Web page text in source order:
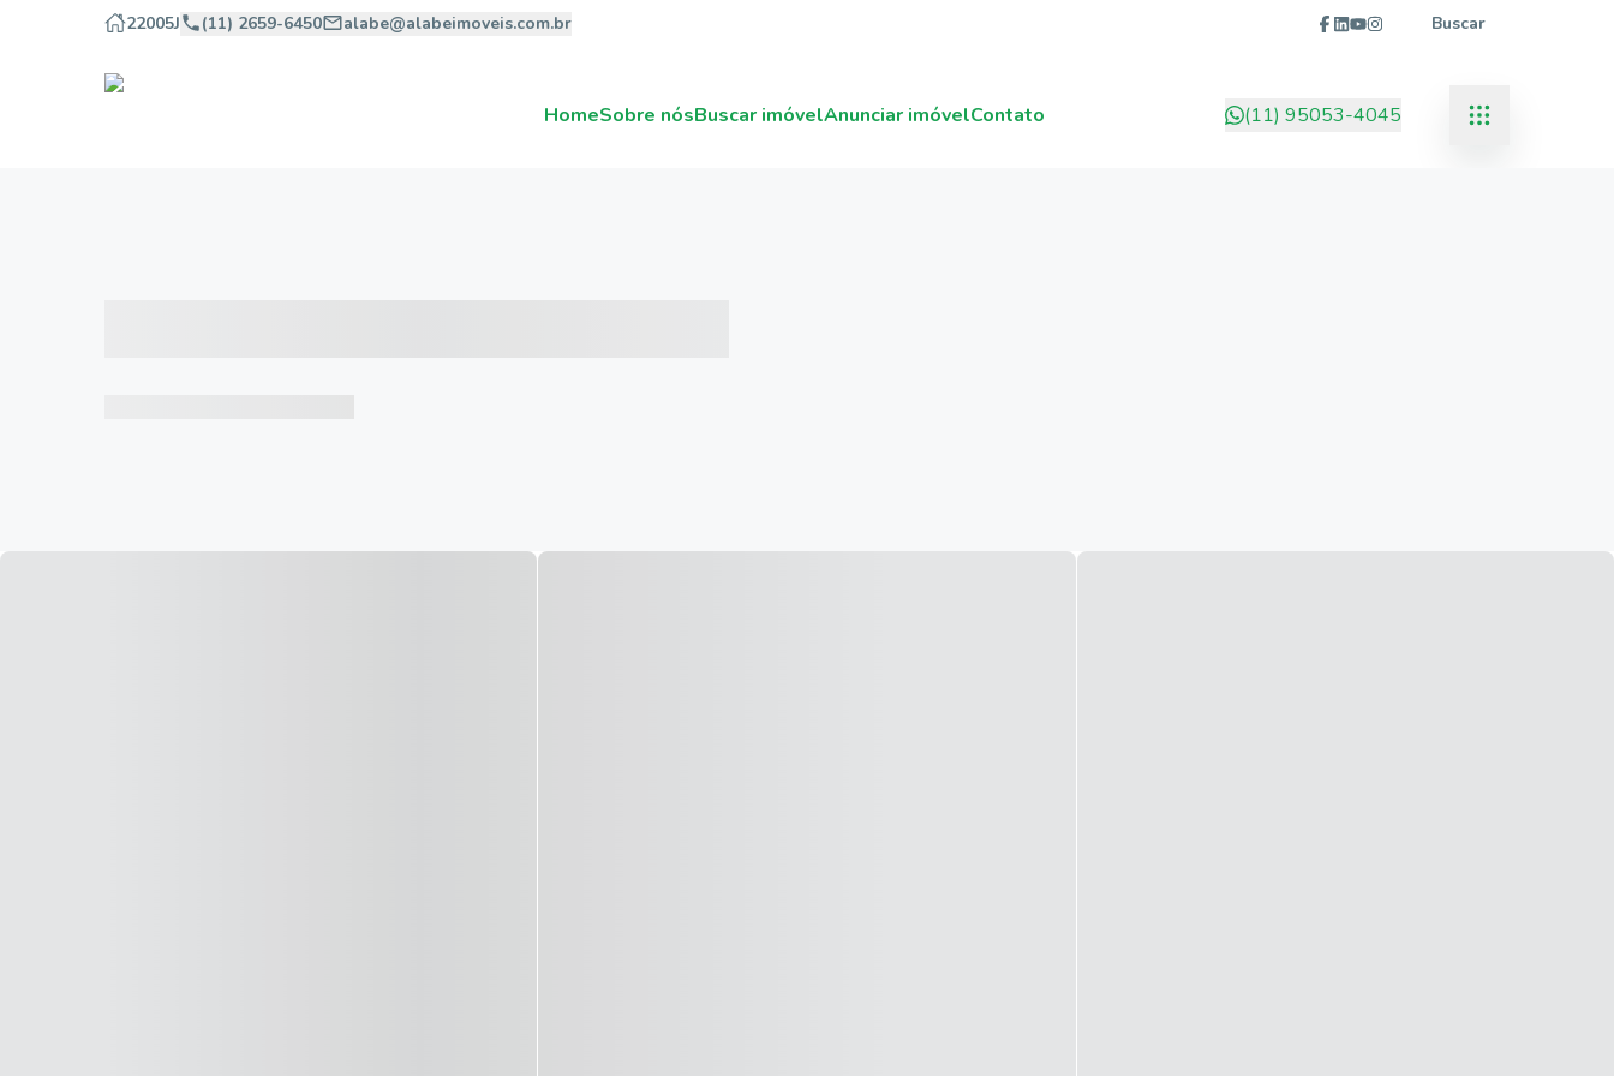
22005J (11) 2659-6450 alabe@alabeimoveis.com.br Buscar
HomeSobre nósBuscar imóvelAnunciar imóvelContato (11) 95053-4045